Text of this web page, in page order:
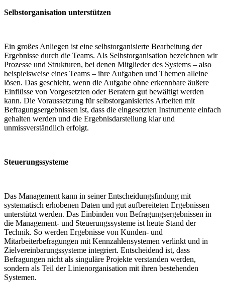
Selbstorganisation unterstützen
Ein großes Anliegen ist eine selbstorganisierte Bearbeitung der
Ergebnisse durch die Teams. Als Selbstorganisation bezeichnen wir
Prozesse und Strukturen, bei denen Mitglieder des Systems – also
beispielsweise eines Teams – ihre Aufgaben und Themen alleine
lösen. Das geschieht, wenn die Aufgabe ohne erkennbare äußere
Einflüsse von Vorgesetzten oder Beratern gut bewältigt werden
kann. Die Voraussetzung für selbstorganisiertes Arbeiten mit
Befragungsergebnissen ist, dass die eingesetzten Instrumente einfach
gehalten werden und die Ergebnisdarstellung klar und
unmissverständlich erfolgt.
Steuerungssysteme
Das Management kann in seiner Entscheidungsfindung mit
systematisch erhobenen Daten und gut aufbereiteten Ergebnissen
unterstützt werden. Das Einbinden von Befragungsergebnissen in
die Management- und Steuerungssysteme ist heute Stand der
Technik. So werden Ergebnisse von Kunden- und
Mitarbeiterbefragungen mit Kennzahlensystemen verlinkt und in
Zielvereinbarungssysteme integriert. Entscheidend ist, dass
Befragungen nicht als singuläre Projekte verstanden werden,
sondern als Teil der Linienorganisation mit ihren bestehenden
Systemen.